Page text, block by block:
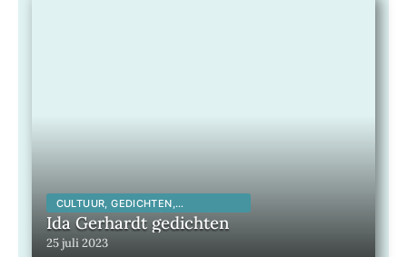
CULTUUR, GEDICHTEN,
INSPIRERENDE KUNSTENAARS,
INSPIRERENDE MENSEN,
LITERATUUR, MAATSCHAPPELIJK,
Ida Gerhardt gedichten
25 juli 2023